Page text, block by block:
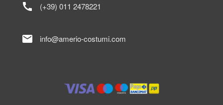
call (+39) 011 2478221
mail info@amerio-costumi.com